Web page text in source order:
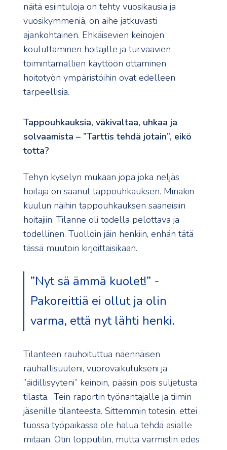
näitä esiintuloja on tehty vuosikausia ja
vuosikymmeniä, on aihe jatkuvasti
ajankohtainen. Ehkäisevien keinojen
kouluttaminen hoitajille ja turvaavien
toimintamallien käyttöön ottaminen
hoitotyön ympäristöihin ovat edelleen
tarpeellisia.
Tappouhkauksia, väkivaltaa, uhkaa ja
solvaamista – ”Tarttis tehdä jotain”, eikö
totta?
Tehyn kyselyn mukaan jopa joka neljäs
hoitaja on saanut tappouhkauksen. Minäkin
kuulun näihin tappouhkauksen saaneisiin
hoitajiin. Tilanne oli todella pelottava ja
todellinen. Tuolloin jäin henkiin, enhän tätä
tässä muutoin kirjoittaisikaan.
”Nyt sä ämmä kuolet!” -
Pakoreittiä ei ollut ja olin
varma, että nyt lähti henki.
Tilanteen rauhoituttua näennäisen
rauhallisuuteni, vuorovaikutukseni ja
”äidillisyyteni” keinoin, pääsin pois suljetusta
tilasta. Tein raportin työnantajalle ja tiimin
jäsenille tilanteesta. Sittemmin totesin, ettei
tuossa työpaikassa ole halua tehdä asialle
mitään. Otin lopputilin, mutta varmistin edes